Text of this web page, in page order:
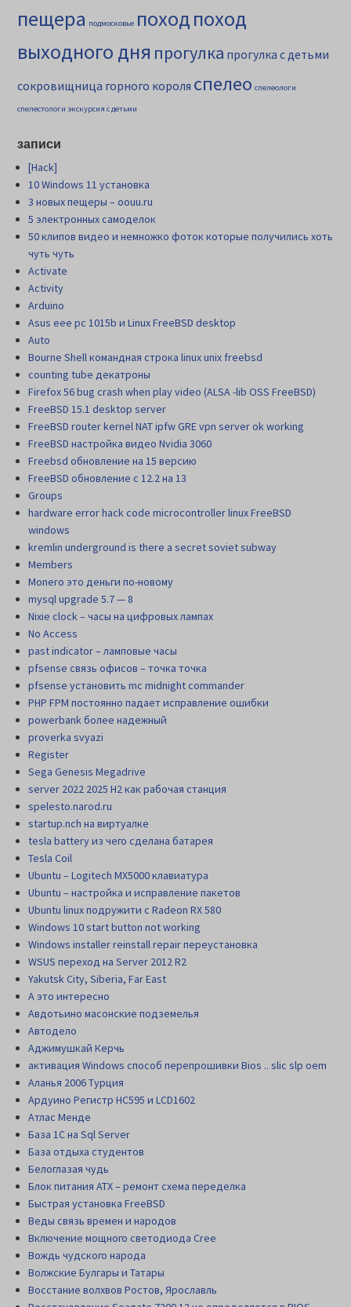
пещера подмосковье походпоход
выходного дня прогулка прогулка с детьми
сокровищница горного короля спелео спелеологи
спелестологи экскурсия с детьми
записи
[Hack]
10 Windows 11 установка
3 новых пещеры – oouu.ru
5 электронных самоделок
50 клипов видео и немножко фоток которые получились хоть
чуть чуть
Activate
Activity
Arduino
Asus eee pc 1015b и Linux FreeBSD desktop
Auto
Bourne Shell командная строка linux unix freebsd
counting tube декатроны
Firefox 56 bug crash when play video (ALSA -lib OSS FreeBSD)
FreeBSD 15.1 desktop server
FreeBSD router kernel NAT ipfw GRE vpn server ok working
FreeBSD настройка видео Nvidia 3060
Freebsd обновление на 15 версию
FreeBSD обновление с 12.2 на 13
Groups
hardware error hack code microcontroller linux FreeBSD
windows
kremlin underground is there a secret soviet subway
Members
Monero это деньги по-новому
mysql upgrade 5.7 — 8
Nixie clock – часы на цифровых лампах
No Access
past indicator – ламповые часы
pfsense связь офисов – точка точка
pfsense установить mc midnight commander
PHP FPM постоянно падает исправление ошибки
powerbank более надежный
proverka svyazi
Register
Sega Genesis Megadrive
server 2022 2025 H2 как рабочая станция
spelesto.narod.ru
startup.nch на виртуалке
tesla battery из чего сделана батарея
Tesla Coil
Ubuntu – Logitech MX5000 клавиатура
Ubuntu – настройка и исправление пакетов
Ubuntu linux подружити с Radeon RX 580
Windows 10 start button not working
Windows installer reinstall repair переустановка
WSUS переход на Server 2012 R2
Yakutsk City, Siberia, Far East
А это интересно
Авдотьино масонские подземелья
Автодело
Аджимушкай Керчь
активация Windows способ перепрошивки Bios .. slic slp oem
Аланья 2006 Турция
Ардуино Регистр НС595 и LCD1602
Атлас Менде
База 1С на Sql Server
База отдыха студентов
Белоглазая чудь
Блок питания АТХ – ремонт схема переделка
Быстрая установка FreeBSD
Веды связь времен и народов
Включение мощного светодиода Cree
Вождь чудского народа
Волжские Булгары и Татары
Восстание волхвов Ростов, Ярославль